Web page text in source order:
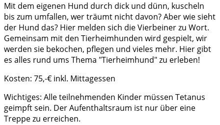
Mit dem eigenen Hund durch dick und dünn, kuscheln
bis zum umfallen, wer träumt nicht davon? Aber wie sieht
der Hund das? Hier melden sich die Vierbeiner zu Wort.
Gemeinsam mit den Tierheimhunden wird gespielt, wir
werden sie bekochen, pflegen und vieles mehr. Hier gibt
es alles rund ums Thema "Tierheimhund" zu erleben!
Kosten: 75,-€ inkl. Mittagessen
Wichtiges: Alle teilnehmenden Kinder müssen Tetanus
geimpft sein. Der Aufenthaltsraum ist nur über eine
Treppe zu erreichen.